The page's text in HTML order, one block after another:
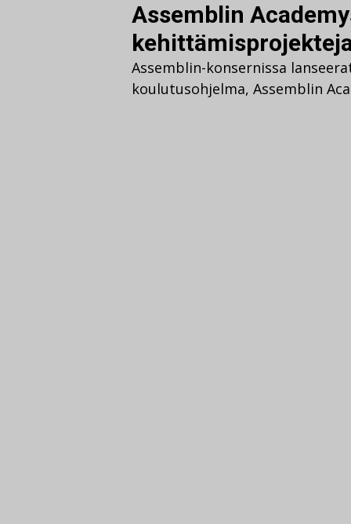
Assemblin
Assemblin-konsernissa
koulutusohjelma, Assemblin